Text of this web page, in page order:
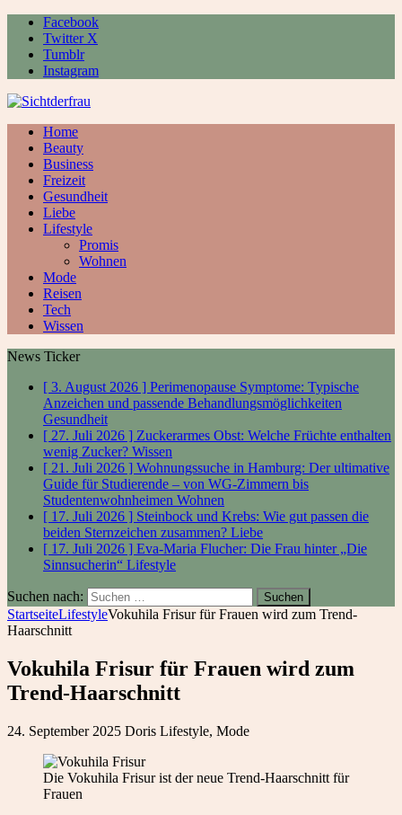
Facebook
Twitter X
Tumblr
Instagram
Home
Beauty
Business
Freizeit
Gesundheit
Liebe
Lifestyle
Promis
Wohnen
Mode
Reisen
Tech
Wissen
News Ticker
[ 3. August 2026 ] Perimenopause Symptome: Typische
Anzeichen und passende Behandlungsmöglichkeiten
Gesundheit
[ 27. Juli 2026 ] Zuckerarmes Obst: Welche Früchte enthalten
wenig Zucker? Wissen
[ 21. Juli 2026 ] Wohnungssuche in Hamburg: Der ultimative
Guide für Studierende – von WG-Zimmern bis
Studentenwohnheimen Wohnen
[ 17. Juli 2026 ] Steinbock und Krebs: Wie gut passen die
beiden Sternzeichen zusammen? Liebe
[ 17. Juli 2026 ] Eva-Maria Flucher: Die Frau hinter „Die
Sinnsucherin“ Lifestyle
Suchen nach:
StartseiteLifestyleVokuhila Frisur für Frauen wird zum Trend-
Haarschnitt
Vokuhila Frisur für Frauen wird zum
Trend-Haarschnitt
24. September 2025 Doris Lifestyle, Mode
Die Vokuhila Frisur ist der neue Trend-Haarschnitt für
Frauen